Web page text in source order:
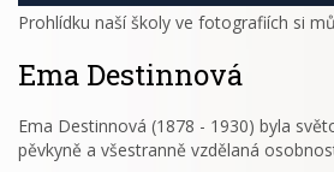
Prohlídku naší školy ve fotografiích si
Ema Destinnová
Ema Destinnová (1878 - 1930) byla
pěvkyně a všestranně vzdělaná